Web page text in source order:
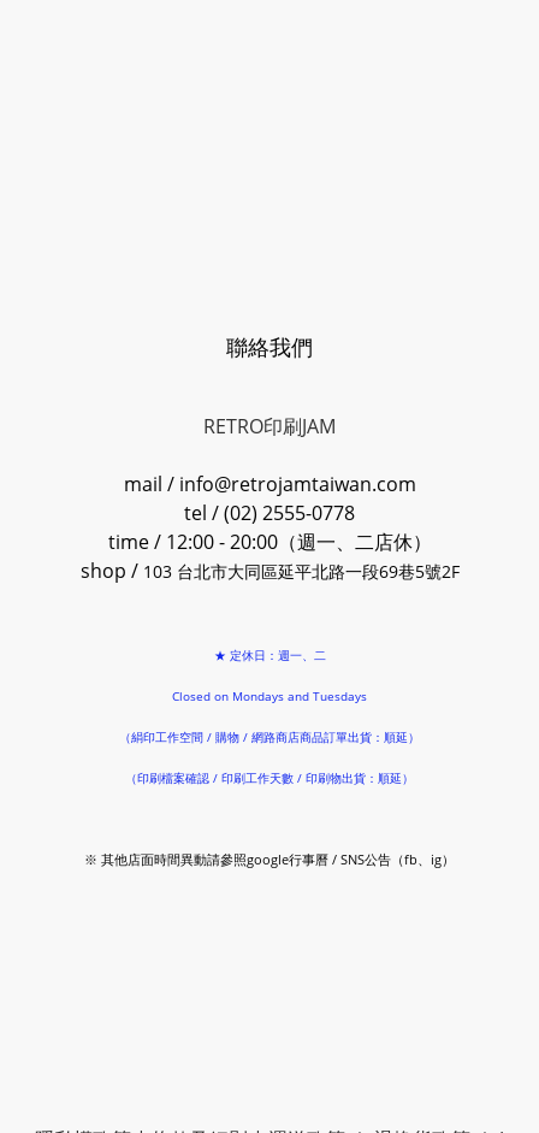
聯絡我們
RETRO印刷JAM
mail / info@retrojamtaiwan.com
tel / (02) 2555-0778
time / 12:00 - 20:00（週一、二店休）
shop / 103 台北市大同區延平北路一段69巷5號2F
★ 定休日：週一、二
Closed on Mondays and Tuesdays
（絹印工作空間 / 購物 / 網路商店商品訂單出貨：順延）
（印刷檔案確認 / 印刷工作天數 / 印刷物出貨：順延）
※ 其他店面時間異動請參照google行事曆 / SNS公告（fb、ig）